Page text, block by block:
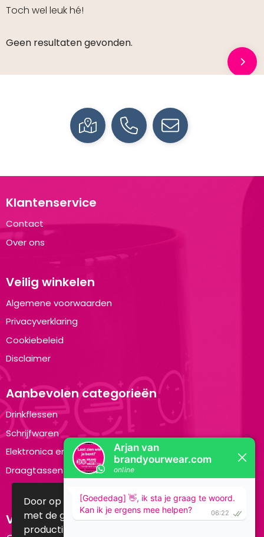
Toch wel leuk hé!
Geen resultaten gevonden.
Klantenservice
Contact
Over ons
Veilig winkelen
Algemene voorwaarden
Privacyverklaring
Cookiebeleid
Disclaimer
Aanbevolen categorieën
Drinkflessen
Schrijfwaren
Elektronica en Gadgets
Draagtassen
Volg ons op:
Door op accepteren te klikken ga je akkoord
met de geldende omgang van
productinformatie zoals op de website wordt